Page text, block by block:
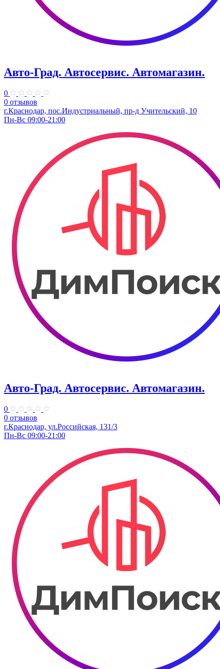
Авто-Град. Автосервис. Автомагазин.
0
0 отзывов
г.Краснодар, пос.Индустриальный, пр-д Учительский, 10
Пн-Вс 09:00-21:00
Авто-Град. Автосервис. Автомагазин.
0
0 отзывов
г.Краснодар, ул.Российская, 131/3
Пн-Вс 09:00-21:00